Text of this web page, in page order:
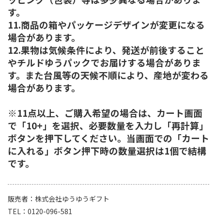
す。
11.商品の箱やパッケージデザインが変更になる
場合があります。
12.果物は気候条件により、発送が前後すること
やチルドゆうパックでお届けする場合がありま
す。また台風等の天候不順により、産地が変わる
場合があります。
※11点以上、ご購入希望の場合は、カート画面
で「10+」を選択、必要数量を入力し「再計算」
ボタンを押下してください。当画面での「カート
に入れる」ボタン押下時の数量選択は1個で結構
です。
販売者
株式会社ゆうゆうギフト
TEL
0120-096-581